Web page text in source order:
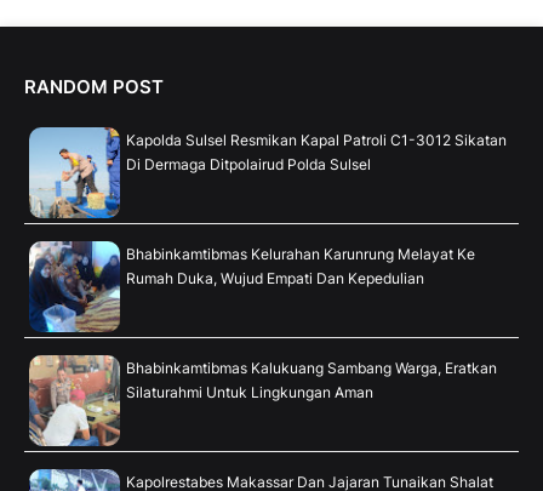
RANDOM POST
Kapolda Sulsel Resmikan Kapal Patroli C1-3012 Sikatan
Di Dermaga Ditpolairud Polda Sulsel
Bhabinkamtibmas Kelurahan Karunrung Melayat Ke
Rumah Duka, Wujud Empati Dan Kepedulian
Bhabinkamtibmas Kalukuang Sambang Warga, Eratkan
Silaturahmi Untuk Lingkungan Aman
Kapolrestabes Makassar Dan Jajaran Tunaikan Shalat